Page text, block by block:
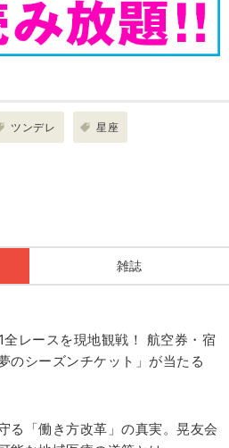
ツンデレ 星座
雑誌
レースを現地観戦！ 航空券・宿
のシーズンチケット」が当たる
る「働き方改革」の真実。晃友会